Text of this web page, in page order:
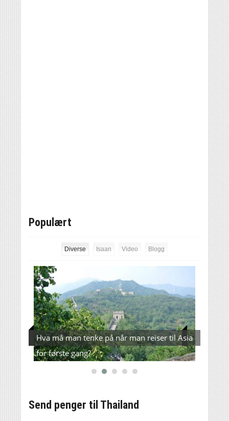
Populært
Diverse Isaan Video Blogg
Hva må man tenke på når man reiser til Asia
for første gang?
Send penger til Thailand